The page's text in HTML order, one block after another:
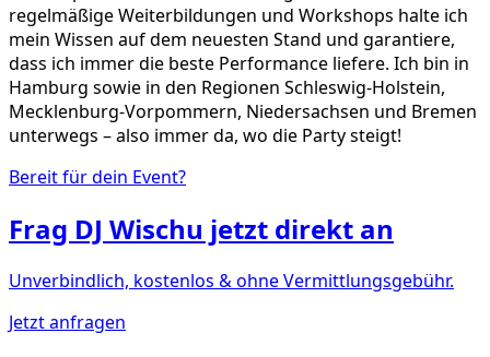
regelmäßige Weiterbildungen und Workshops halte ich
mein Wissen auf dem neuesten Stand und garantiere,
dass ich immer die beste Performance liefere. Ich bin in
Hamburg sowie in den Regionen Schleswig-Holstein,
Mecklenburg-Vorpommern, Niedersachsen und Bremen
unterwegs – also immer da, wo die Party steigt!
Bereit für dein Event?
Frag DJ Wischu jetzt direkt an
Unverbindlich, kostenlos & ohne Vermittlungsgebühr.
Jetzt anfragen